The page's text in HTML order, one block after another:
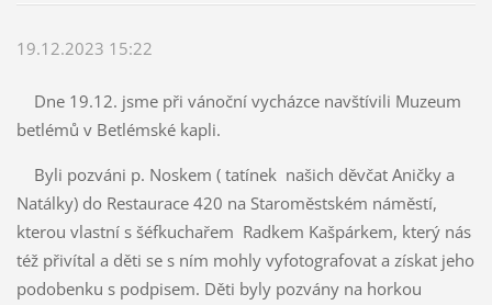
19.12.2023 15:22
Dne 19.12. jsme při vánoční vycházce navštívili Muzeum
betlémů v Betlémské kapli.
Byli pozváni p. Noskem ( tatínek našich děvčat Aničky a
Natálky) do Restaurace 420 na Staroměstském náměstí,
kterou vlastní s šéfkuchařem Radkem Kašpárkem, který nás
též přivítal a děti se s ním mohly vyfotografovat a získat jeho
podobenku s podpisem. Děti byly pozvány na horkou